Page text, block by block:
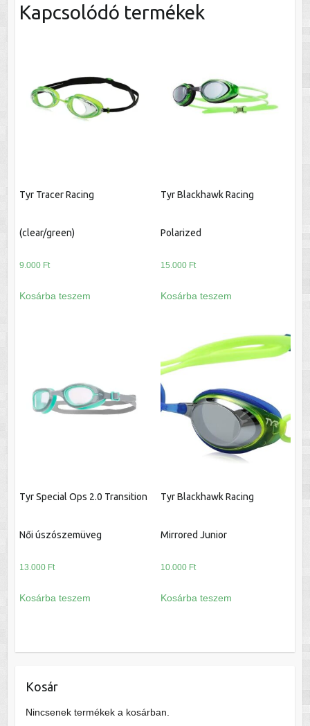
Kapcsolódó termékek
Tyr Tracer Racing
(clear/green)
9.000 Ft
Kosárba teszem
Tyr Blackhawk Racing
Polarized
15.000 Ft
Kosárba teszem
Tyr Special Ops 2.0 Transition
Női úszószemüveg
13.000 Ft
Kosárba teszem
Tyr Blackhawk Racing
Mirrored Junior
10.000 Ft
Kosárba teszem
Kosár
Nincsenek termékek a kosárban.